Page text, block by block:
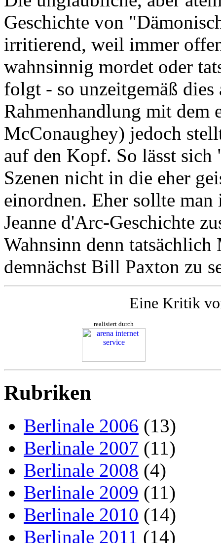
Geschichte von
irritierend, weil immer
wahnsinnig mordet oder
folgt - so unzeitgemäß dies
Rahmenhandlung mit dem
McConaughey) jedoch
auf den Kopf. So lässt
Szenen nicht in die eher
einordnen. Eher sollte
Jeanne d'Arc-Geschichte
Wahnsinn denn tatsächlich
demnächst Bill Paxton zu
Eine Kritik
realisiert durch
Rubriken
Berlinale 2006 (13)
Berlinale 2007 (11)
Berlinale 2008 (4)
Berlinale 2009 (11)
Berlinale 2010 (14)
Berlinale 2011 (14)